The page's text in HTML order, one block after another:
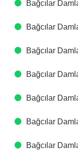
Bağcılar
Bağcılar
Bağcılar
Bağcılar
Bağcılar
Bağcılar
Bağcılar